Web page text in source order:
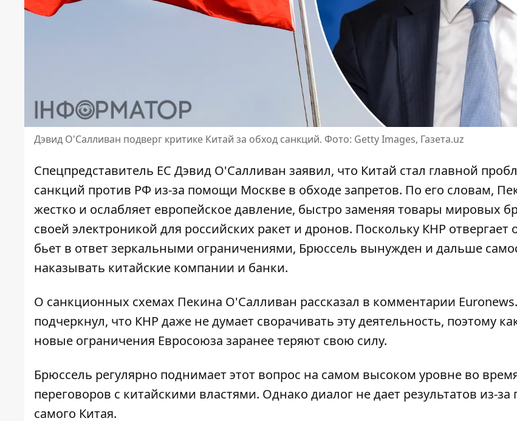
Дэвид О'Салливан подверг критике Китай за обход санкций. Фото: Getty Images, Газета.uz
Спецпредставитель ЕС Дэвид О'Салливан заявил, что Китай стал главной
санкций против РФ из-за помощи Москве в обходе запретов. По его словам,
жестко и ослабляет европейское давление, быстро заменяя товары мировых
своей электроникой для российских ракет и дронов. Поскольку КНР отвергает
бьет в ответ зеркальными ограничениями, Брюссель вынужден и дальше
наказывать китайские компании и банки.
О санкционных схемах Пекина О'Салливан рассказал в комментарии Euronews
подчеркнул, что КНР даже не думает сворачивать эту деятельность, поэтому
новые ограничения Евросоюза заранее теряют свою силу.
Брюссель регулярно поднимает этот вопрос на самом высоком уровне во
переговоров с китайскими властями. Однако диалог не дает результатов из-за
самого Китая.